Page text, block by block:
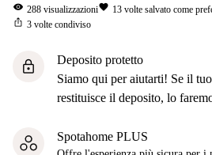
visibility 288 visualizzazionifavorite 13 volte salvato come
ios_share 3 volte condiviso
lock
Deposito protetto
Siamo qui per aiutarti! Se il
restituisce il deposito, lo
Spotahome PLUS